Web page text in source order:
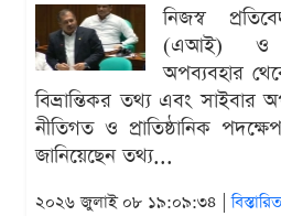
নিজস্ব
(এআই) ও
অপব্যবহার
বিভ্রান্তিকর তথ্য এবং সাইবার
নীতিগত ও প্রাতিষ্ঠানিক
জানিয়েছেন তথ্য...
২০২৬ জুলাই ০৮ ১৯:০৯:৩৪ |বিস্তারিত